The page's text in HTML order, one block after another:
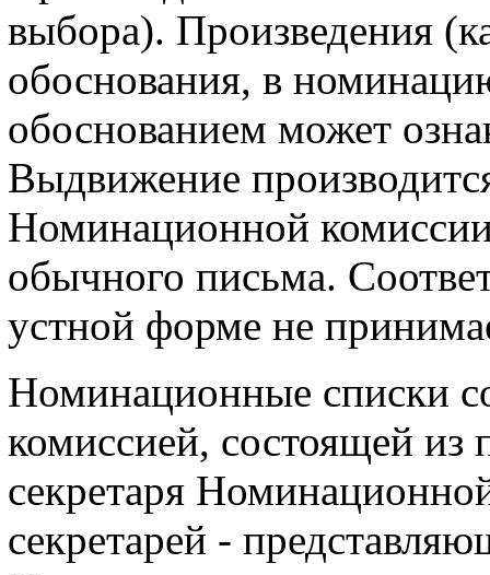
выбора). Произведения
обоснования, в
обоснованием может
Выдвижение
Номинационной
обычного письма.
устной форме не
Номинационные списки
комиссией, состоящей из
секретаря
секретарей -